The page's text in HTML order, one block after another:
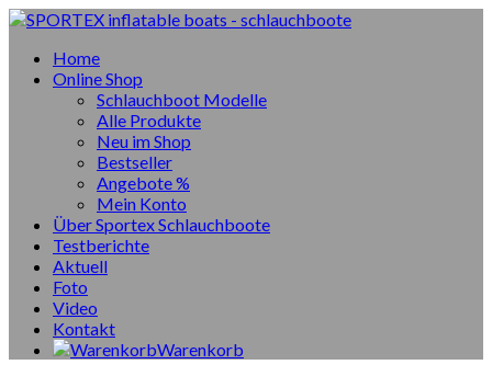
Home
Online Shop
Schlauchboot Modelle
Alle Produkte
Neu im Shop
Bestseller
Angebote %
Mein Konto
Über Sportex Schlauchboote
Testberichte
Aktuell
Foto
Video
Kontakt
Warenkorb